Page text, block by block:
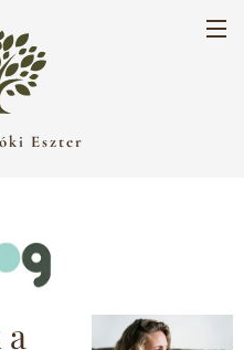
Eszter
a